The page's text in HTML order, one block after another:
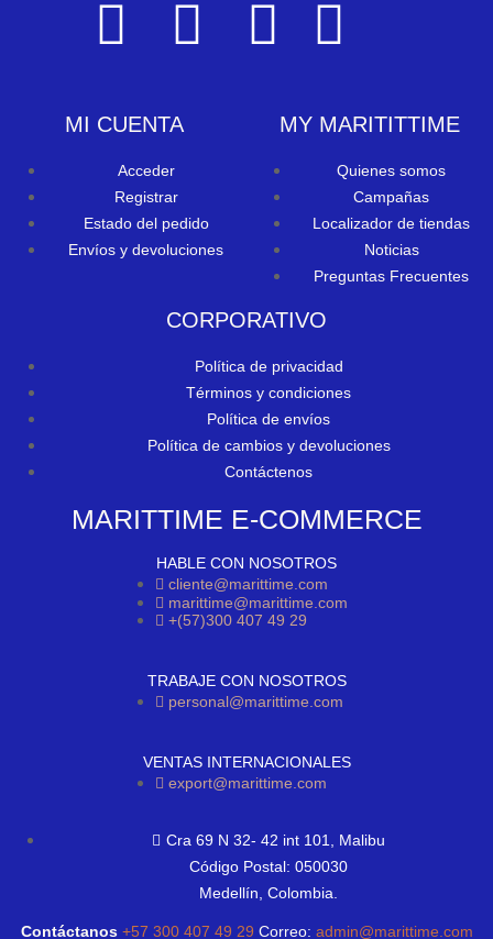
MI CUENTA
Acceder
Registrar
Estado del pedido
Envíos y devoluciones
MY MARITITTIME
Quienes somos
Campañas
Localizador de tiendas
Noticias
Preguntas Frecuentes
CORPORATIVO
Política de privacidad
Términos y condiciones
Política de envíos
Política de cambios y devoluciones
Contáctenos
MARITTIME E-COMMERCE
HABLE CON NOSOTROS
cliente@marittime.com
marittime@marittime.com
+(57)300 407 49 29
TRABAJE CON NOSOTROS
personal@marittime.com
VENTAS INTERNACIONALES
export@marittime.com
Cra 69 N 32- 42 int 101, Malibu
Código Postal: 050030
Medellín, Colombia.
Contáctanos +57 300 407 49 29 Correo: admin@marittime.com